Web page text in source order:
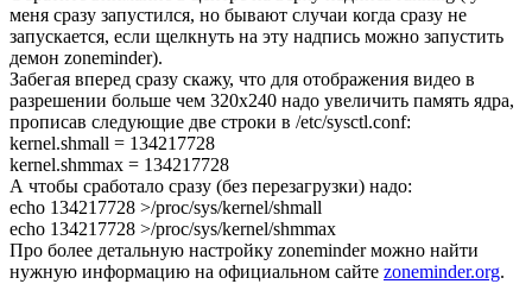
меня сразу запустился, но бывают случаи когда сразу не
запускается, если щелкнуть на эту надпись можно запустить
демон zoneminder).
Забегая вперед сразу скажу, что для отображения видео в
разрешении больше чем 320х240 надо увеличить память ядра,
прописав следующие две строки в /etc/sysctl.conf:
kernel.shmall = 134217728
kernel.shmmax = 134217728
А чтобы сработало сразу (без перезагрузки) надо:
echo 134217728 >/proc/sys/kernel/shmall
echo 134217728 >/proc/sys/kernel/shmmax
Про более детальную настройку zoneminder можно найти
нужную информацию на официальном сайте zoneminder.org.